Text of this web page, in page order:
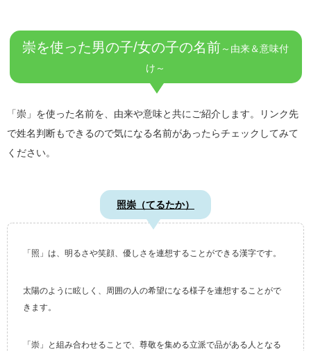
崇を使った男の子/女の子の名前 ～由来＆意味付
け～
「崇」を使った名前を、由来や意味と共にご紹介します。リンク先
で姓名判断もできるので気になる名前があったらチェックしてみて
ください。
照崇（てるたか）
「照」は、明るさや笑顔、優しさを連想することができる漢字です。
太陽のように眩しく、周囲の人の希望になる様子を連想することがで
きます。
「崇」と組み合わせることで、尊敬を集める立派で品がある人となる